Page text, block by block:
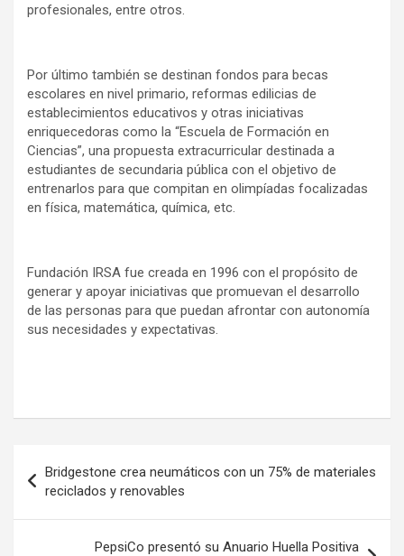
profesionales, entre otros.
Por último también se destinan fondos para becas
escolares en nivel primario, reformas edilicias de
establecimientos educativos y otras iniciativas
enriquecedoras como la “Escuela de Formación en
Ciencias”, una propuesta extracurricular destinada a
estudiantes de secundaria pública con el objetivo de
entrenarlos para que compitan en olimpíadas focalizadas
en física, matemática, química, etc.
Fundación IRSA fue creada en 1996 con el propósito de
generar y apoyar iniciativas que promuevan el desarrollo
de las personas para que puedan afrontar con autonomía
sus necesidades y expectativas.
de
entradas
Bridgestone crea neumáticos con un 75% de materiales
reciclados y renovables
PepsiCo presentó su Anuario Huella Positiva